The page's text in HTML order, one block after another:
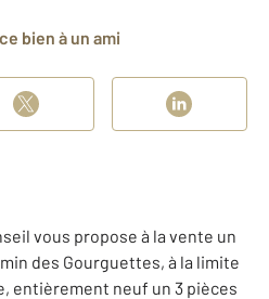
bien à un ami
vous propose à la vente un
des Gourguettes, à la limite
entièrement neuf un 3 pièces